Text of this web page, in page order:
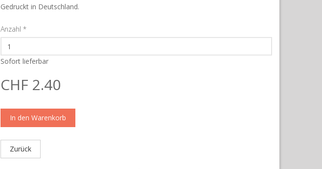
Gedruckt in Deutschland.
Anzahl *
Sofort lieferbar
CHF 2.40
In den Warenkorb
Zurück